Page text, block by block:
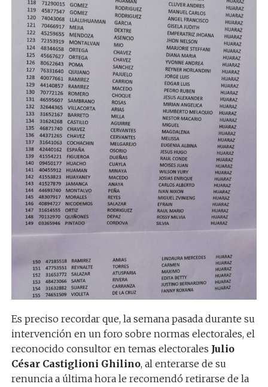
Es preciso recordar que, la semana pasada durante su
intervención en un foro sobre normas electorales, el
reconocido consultor en temas electorales Julio
César Castiglioni Ghilino, al enterarse de su
renuncia a última hora le recomendó retirarse de la